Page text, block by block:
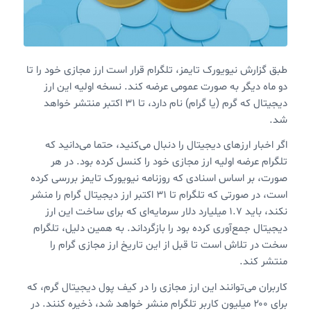
طبق گزارش نیویورک تایمز، تلگرام قرار است ارز مجازی خود را تا
دو ماه دیگر به صورت عمومی عرضه کند. نسخه اولیه این ارز
دیجیتال که گرم (یا گرام) نام دارد، تا ۳۱ اکتبر منتشر خواهد
شد.
اگر اخبار ارزهای دیجیتال را دنبال می‌کنید، حتما می‌دانید که
تلگرام عرضه اولیه ارز مجازی خود را کنسل کرده بود. در هر
صورت، بر اساس اسنادی که روزنامه نیویورک تایمز بررسی کرده
است، در صورتی که تلگرام تا ۳۱ اکتبر ارز دیجیتال گرام را منشر
نکند، باید ۱.۷ میلیارد دلار سرمایه‌ای که برای ساخت این ارز
دیجیتال جمع‌آوری کرده بود را بازگرداند. به همین دلیل، تلگرام
سخت در تلاش است تا قبل از این تاریخ ارز مجازی گرام را
منتشر کند.
کاربران می‌توانند این ارز مجازی را در کیف پول دیجیتال گرم، که
برای ۲۰۰ میلیون کاربر تلگرام منشر خواهد شد،‌ ذخیره کنند. در